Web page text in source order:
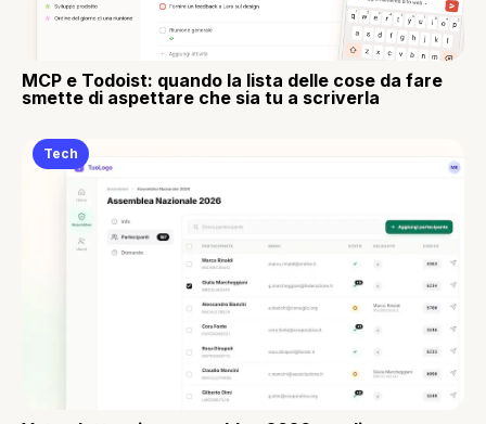
MCP e Todoist: quando la lista delle cose da fare
smette di aspettare che sia tu a scriverla
Tech